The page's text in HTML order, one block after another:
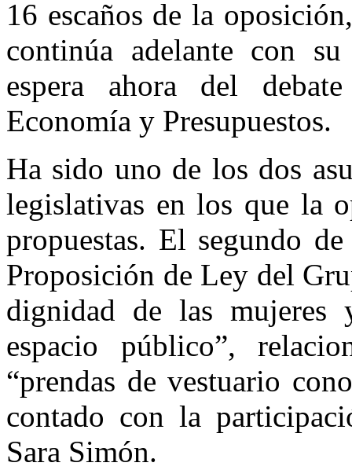
16 escaños de la
continúa adelante con
espera ahora del
Economía y Presupuestos.
Ha sido uno de los dos
legislativas en los que la
propuestas. El segundo
Proposición de Ley del
dignidad de las mujeres
espacio público”,
“prendas de vestuario
contado con la
Sara Simón.